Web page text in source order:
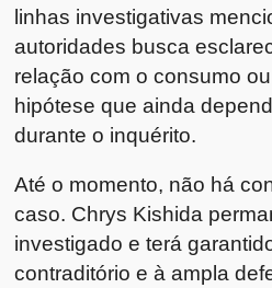
linhas investigativas
autoridades busca
relação com o consumo
hipótese que ainda
durante o inquérito.
Até o momento, não há
caso. Chrys Kishida
investigado e terá
contraditório e à ampla